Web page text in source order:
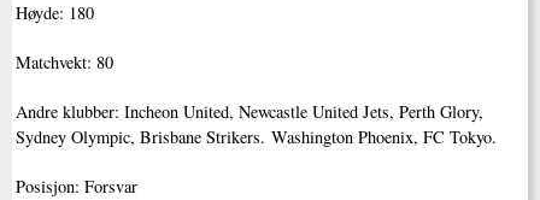
Høyde: 180
Matchvekt: 80
Andre klubber: Incheon United, Newcastle United Jets, Perth Glory,
Sydney Olympic, Brisbane Strikers. Washington Phoenix, FC Tokyo.
Posisjon: Forsvar